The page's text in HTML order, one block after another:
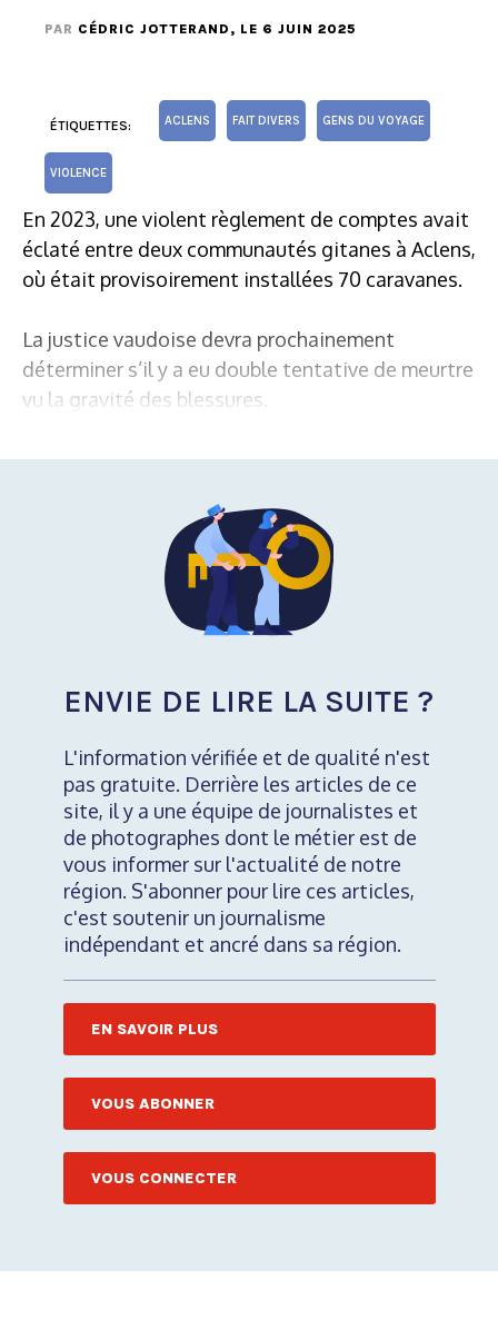
PAR CÉDRIC JOTTERAND , LE 6 JUIN 2025
ÉTIQUETTES: ACLENS FAIT DIVERS GENS DU VOYAGE
VIOLENCE
En 2023, une violent règlement de comptes avait
éclaté entre deux communautés gitanes à Aclens,
où était provisoirement installées 70 caravanes.
La justice vaudoise devra prochainement
déterminer s’il y a eu double tentative de meurtre
vu la gravité des blessures.
ENVIE DE LIRE LA SUITE ?
L'information vérifiée et de qualité n'est
pas gratuite. Derrière les articles de ce
site, il y a une équipe de journalistes et
de photographes dont le métier est de
vous informer sur l'actualité de notre
région. S'abonner pour lire ces articles,
c'est soutenir un journalisme
indépendant et ancré dans sa région.
EN SAVOIR PLUS
VOUS ABONNER
VOUS CONNECTER